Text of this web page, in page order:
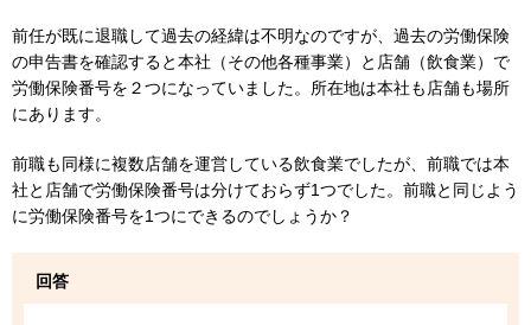
前任が既に退職して過去の経緯は不明なのですが、過去の労働保険
の申告書を確認すると本社（その他各種事業）と店舗（飲食業）で
労働保険番号を２つになっていました。所在地は本社も店舗も場所
にあります。
前職も同様に複数店舗を運営している飲食業でしたが、前職では本
社と店舗で労働保険番号は分けておらず1つでした。前職と同じよう
に労働保険番号を1つにできるのでしょうか？
回答